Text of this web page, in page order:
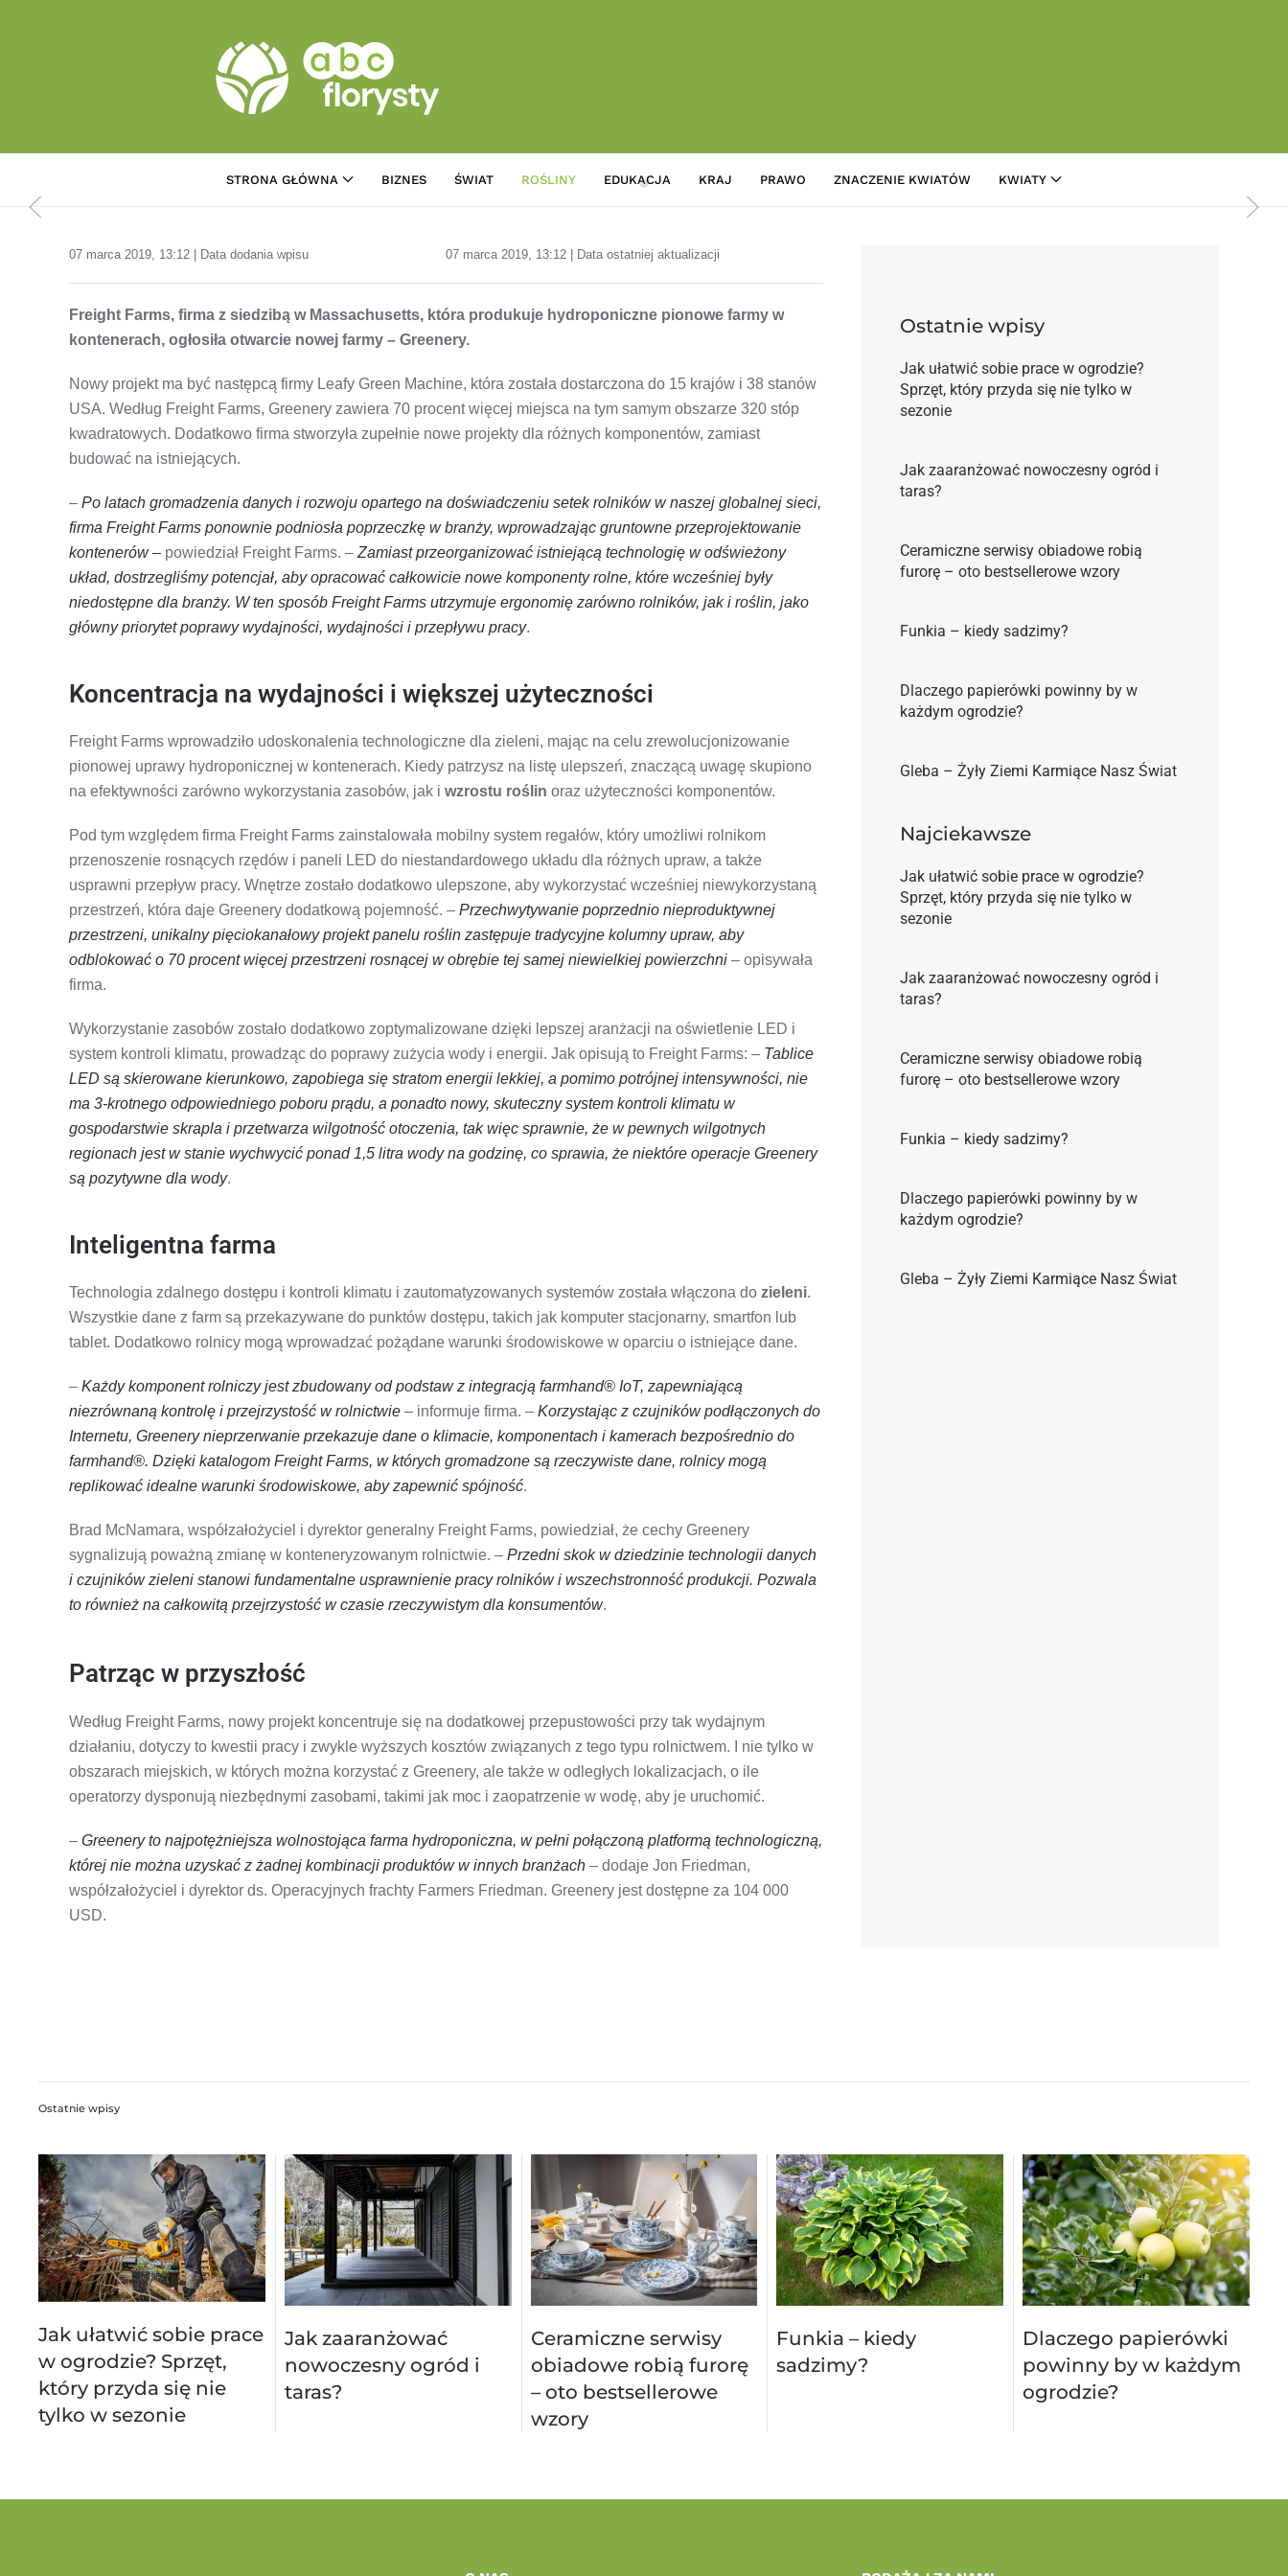
STRONA GŁÓWNA BIZNES ŚWIAT ROŚLINY EDUKACJA KRAJ PRAWO ZNACZENIE KWIATÓW KWIATY
07 marca 2019, 13:12 | Data dodania wpisu 07 marca 2019, 13:12 | Data ostatniej aktualizacji
Freight Farms, firma z siedzibą w Massachusetts, która produkuje hydroponiczne pionowe farmy w
kontenerach, ogłosiła otwarcie nowej farmy – Greenery.
Nowy projekt ma być następcą firmy Leafy Green Machine, która została dostarczona do 15 krajów i 38 stanów
USA. Według Freight Farms, Greenery zawiera 70 procent więcej miejsca na tym samym obszarze 320 stóp
kwadratowych. Dodatkowo firma stworzyła zupełnie nowe projekty dla różnych komponentów, zamiast
budować na istniejących.
– Po latach gromadzenia danych i rozwoju opartego na doświadczeniu setek rolników w naszej globalnej sieci,
firma Freight Farms ponownie podniosła poprzeczkę w branży, wprowadzając gruntowne przeprojektowanie
kontenerów – powiedział Freight Farms. – Zamiast przeorganizować istniejącą technologię w odświeżony
układ, dostrzegliśmy potencjał, aby opracować całkowicie nowe komponenty rolne, które wcześniej były
niedostępne dla branży. W ten sposób Freight Farms utrzymuje ergonomię zarówno rolników, jak i roślin, jako
główny priorytet poprawy wydajności, wydajności i przepływu pracy.
Koncentracja na wydajności i większej użyteczności
Freight Farms wprowadziło udoskonalenia technologiczne dla zieleni, mając na celu zrewolucjonizowanie
pionowej uprawy hydroponicznej w kontenerach. Kiedy patrzysz na listę ulepszeń, znaczącą uwagę skupiono
na efektywności zarówno wykorzystania zasobów, jak i wzrostu roślin oraz użyteczności komponentów.
Pod tym względem firma Freight Farms zainstalowała mobilny system regałów, który umożliwi rolnikom
przenoszenie rosnących rzędów i paneli LED do niestandardowego układu dla różnych upraw, a także
usprawni przepływ pracy. Wnętrze zostało dodatkowo ulepszone, aby wykorzystać wcześniej niewykorzystaną
przestrzeń, która daje Greenery dodatkową pojemność. – Przechwytywanie poprzednio nieproduktywnej
przestrzeni, unikalny pięciokanałowy projekt panelu roślin zastępuje tradycyjne kolumny upraw, aby
odblokować o 70 procent więcej przestrzeni rosnącej w obrębie tej samej niewielkiej powierzchni – opisywała
firma.
Wykorzystanie zasobów zostało dodatkowo zoptymalizowane dzięki lepszej aranżacji na oświetlenie LED i
system kontroli klimatu, prowadząc do poprawy zużycia wody i energii. Jak opisują to Freight Farms: – Tablice
LED są skierowane kierunkowo, zapobiega się stratom energii lekkiej, a pomimo potrójnej intensywności, nie
ma 3-krotnego odpowiedniego poboru prądu, a ponadto nowy, skuteczny system kontroli klimatu w
gospodarstwie skrapla i przetwarza wilgotność otoczenia, tak więc sprawnie, że w pewnych wilgotnych
regionach jest w stanie wychwycić ponad 1,5 litra wody na godzinę, co sprawia, że ​​niektóre operacje Greenery
są pozytywne dla wody.
Inteligentna farma
Technologia zdalnego dostępu i kontroli klimatu i zautomatyzowanych systemów została włączona do zieleni.
Wszystkie dane z farm są przekazywane do punktów dostępu, takich jak komputer stacjonarny, smartfon lub
tablet. Dodatkowo rolnicy mogą wprowadzać pożądane warunki środowiskowe w oparciu o istniejące dane.
– Każdy komponent rolniczy jest zbudowany od podstaw z integracją farmhand® IoT, zapewniającą
niezrównaną kontrolę i przejrzystość w rolnictwie – informuje firma. – Korzystając z czujników podłączonych do
Internetu, Greenery nieprzerwanie przekazuje dane o klimacie, komponentach i kamerach bezpośrednio do
farmhand®. Dzięki katalogom Freight Farms, w których gromadzone są rzeczywiste dane, rolnicy mogą
replikować idealne warunki środowiskowe, aby zapewnić spójność.
Brad McNamara, współzałożyciel i dyrektor generalny Freight Farms, powiedział, że cechy Greenery
sygnalizują poważną zmianę w konteneryzowanym rolnictwie. – Przedni skok w dziedzinie technologii danych
i czujników zieleni stanowi fundamentalne usprawnienie pracy rolników i wszechstronność produkcji. Pozwala
to również na całkowitą przejrzystość w czasie rzeczywistym dla konsumentów.
Patrząc w przyszłość
Według Freight Farms, nowy projekt koncentruje się na dodatkowej przepustowości przy tak wydajnym
działaniu, dotyczy to kwestii pracy i zwykle wyższych kosztów związanych z tego typu rolnictwem. I nie tylko w
obszarach miejskich, w których można korzystać z Greenery, ale także w odległych lokalizacjach, o ile
operatorzy dysponują niezbędnymi zasobami, takimi jak moc i zaopatrzenie w wodę, aby je uruchomić.
– Greenery to najpotężniejsza wolnostojąca farma hydroponiczna, w pełni połączoną platformą technologiczną,
której nie można uzyskać z żadnej kombinacji produktów w innych branżach – dodaje Jon Friedman,
współzałożyciel i dyrektor ds. Operacyjnych frachty Farmers Friedman. Greenery jest dostępne za 104 000
USD.
Ostatnie wpisy
Jak ułatwić sobie prace w ogrodzie?
Sprzęt, który przyda się nie tylko w
sezonie
Jak zaaranżować nowoczesny ogród i
taras?
Ceramiczne serwisy obiadowe robią
furorę – oto bestsellerowe wzory
Funkia – kiedy sadzimy?
Dlaczego papierówki powinny by w
każdym ogrodzie?
Gleba – Żyły Ziemi Karmiące Nasz Świat
Najciekawsze
Jak ułatwić sobie prace w ogrodzie?
Sprzęt, który przyda się nie tylko w
sezonie
Jak zaaranżować nowoczesny ogród i
taras?
Ceramiczne serwisy obiadowe robią
furorę – oto bestsellerowe wzory
Funkia – kiedy sadzimy?
Dlaczego papierówki powinny by w
każdym ogrodzie?
Gleba – Żyły Ziemi Karmiące Nasz Świat
Ostatnie wpisy
Jak ułatwić sobie prace
w ogrodzie? Sprzęt,
który przyda się nie
tylko w sezonie
Jak zaaranżować
nowoczesny ogród i
taras?
Ceramiczne serwisy
obiadowe robią furorę
– oto bestsellerowe
wzory
Funkia – kiedy
sadzimy?
Dlaczego papierówki
powinny by w każdym
ogrodzie?